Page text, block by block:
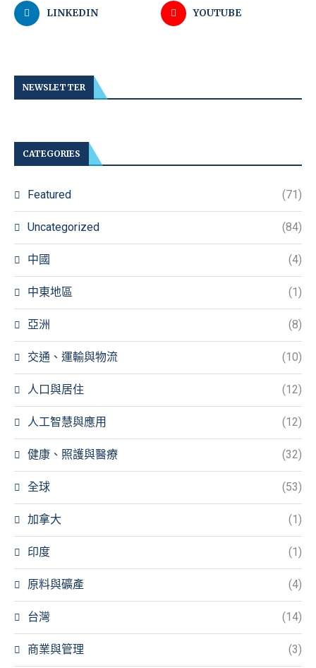
LINKEDIN YOUTUBE
NEWSLETTER
CATEGORIES
Featured (71)
Uncategorized (84)
中國 (4)
中東地區 (1)
亞洲 (8)
交通、運輸與物流 (10)
人口與居住 (12)
人工智慧與應用 (12)
健康、照護與醫療 (32)
全球 (53)
加拿大 (1)
印度 (1)
原料與礦產 (4)
台灣 (14)
商業與管理 (3)